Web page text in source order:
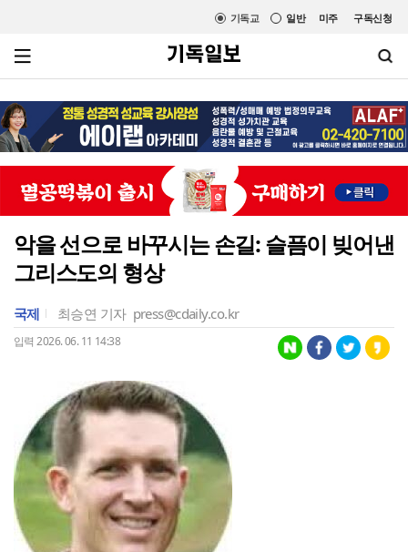
미주 구독신청
일반
기독교
악을 선으로 바꾸시는 손길: 슬픔이 빚어낸
그리스도의 형상
국제 최승연 기자 press@cdaily.co.kr
입력 2026. 06. 11 14:38